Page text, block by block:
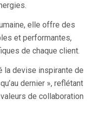
elle offre des
et performantes,
de chaque client.
la devise inspirante de
dernier », reflétant
de collaboration